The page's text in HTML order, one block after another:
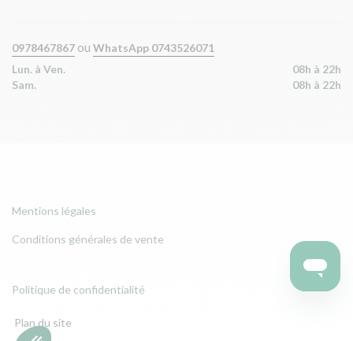
0978467867 ou WhatsApp 0743526071
Lun. à Ven.
08h à 22h
Sam.
08h à 22h
Mentions légales
Conditions générales de vente
Politique de confidentialité
Plan du site